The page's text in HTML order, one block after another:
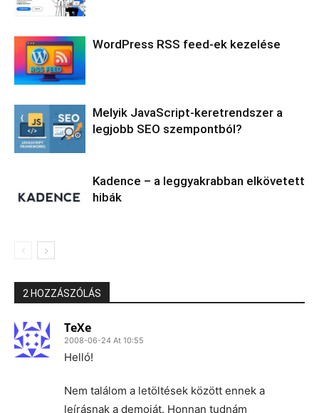
WordPress RSS feed-ek kezelése
Melyik JavaScript-keretrendszer a
legjobb SEO szempontból?
Kadence – a leggyakrabban elkövetett
hibák
2 HOZZÁSZÓLÁS
TeXe
2008-06-24 At 10:55
Helló!
Nem találom a letöltések között ennek a
leírásnak a demoját. Honnan tudnám